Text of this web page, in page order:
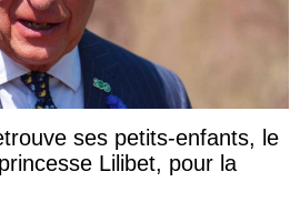
ses petits-enfants, le
Lilibet, pour la